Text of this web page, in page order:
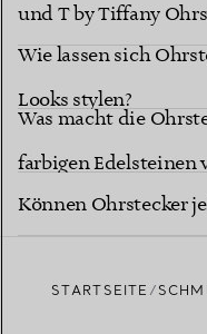
und T by Tiffany
Geschenken?
Wie lassen sich
Looks stylen?
Was macht die
farbigen Edelsteinen
Können Ohrstecker
STARTSEITE